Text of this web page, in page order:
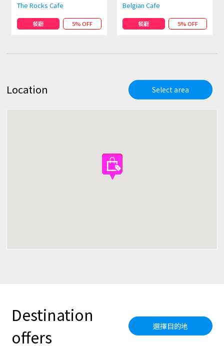
The Rocks Cafe
餐廳 5% OFF
Belgian Cafe
餐廳 5% OFF
Location Select area
Destination
offers
選擇目的地